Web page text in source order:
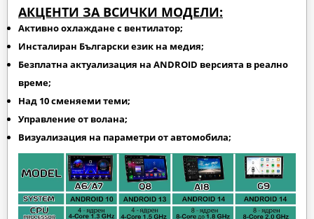
АКЦЕНТИ ЗА ВСИЧКИ МОДЕЛИ:
Активно охлаждане с вентилатор;
Инсталиран Български език на медия;
Безплатна актуализация на ANDROID версията в реално
време;
Над 10 сменяеми теми;
Управление от волана;
Визуализация на параметри от автомобила;